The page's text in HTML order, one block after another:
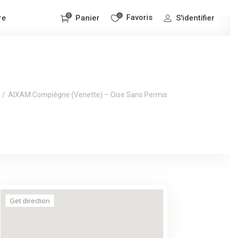
0 Panier 0 Favoris S'identifier
AIXAM Compiègne (Venette) – Oise Sans Permis
Get direction